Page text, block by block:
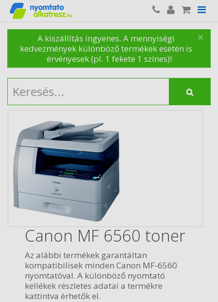
×
A kiszállítás ingyenes. A mennyiségi
kedvezmények különböző termékek esetén is
érvényesek (pl. 1 fekete 1 színes)!
Canon MF 6560 toner
Az alábbi termékek garantáltan
kompatibilisek minden Canon MF-6560
nyomtatóval. A különböző nyomtató
kellékek részletes adatai a termékre
kattintva érhetők el.